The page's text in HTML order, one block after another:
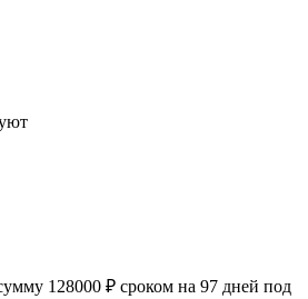
128000 ₽ сроком на 97 дней под